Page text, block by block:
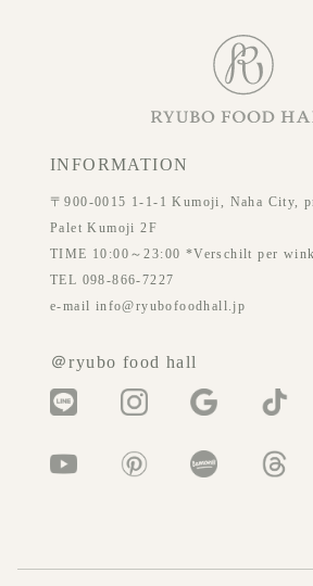
INFORMATION
〒900-0015 1-1-1 Kumoji, Naha City,
Palet Kumoji 2F
TIME 10:00～23:00 *Verschilt per
TEL 098-866-7227
e-mail info@ryubofoodhall.jp
＠ryubo food hall